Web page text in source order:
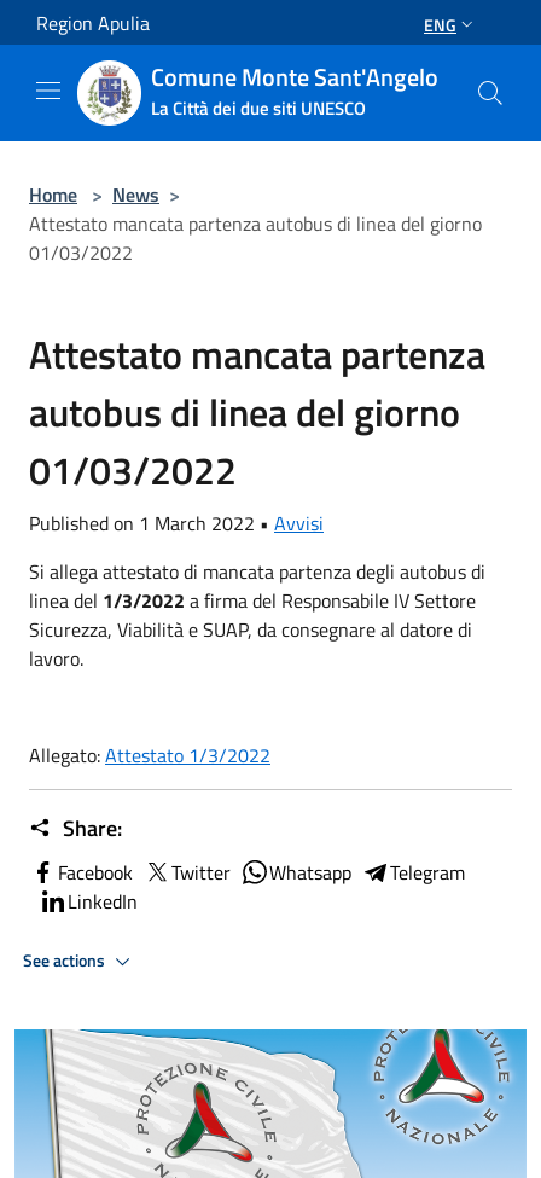
Salta al contenuto principale
Region Apulia ENG
Comune Monte Sant'Angelo
La Città dei due siti UNESCO
Home > News >
Attestato mancata partenza autobus di linea del giorno
01/03/2022
Attestato mancata partenza
autobus di linea del giorno
01/03/2022
Published on 1 March 2022 • Avvisi
Si allega attestato di mancata partenza degli autobus di
linea del 1/3/2022 a firma del Responsabile IV Settore
Sicurezza, Viabilità e SUAP, da consegnare al datore di
lavoro.
Allegato:Attestato 1/3/2022
Share:
Facebook Twitter Whatsapp
Telegram
LinkedIn
See actions